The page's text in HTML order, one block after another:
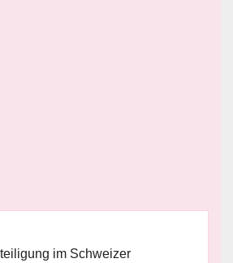
im Schweizer